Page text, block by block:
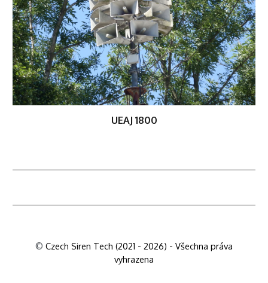
UEAJ 1800
© Czech Siren Tech (2021 - 2026) - Všechna práva
vyhrazena